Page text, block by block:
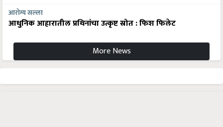
आरोग्य सल्ला
आधुनिक आहारातील प्रथिनांचा उत्कृष्ट स्रोत : फिश फिलेट
More News